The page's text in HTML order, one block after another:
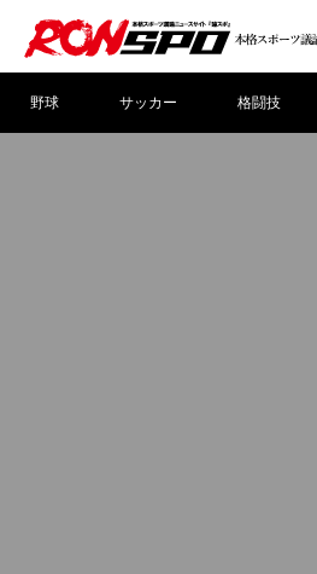
野球 サッカー 格闘技